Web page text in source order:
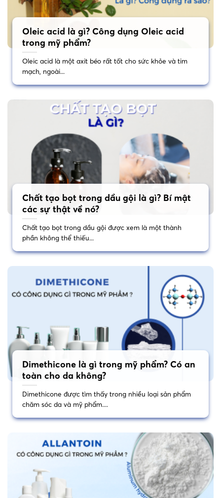
Oleic acid là gì? Công dụng Oleic acid
trong mỹ phẩm?
Oleic acid là một axit béo rất tốt cho sức khỏe và tim
mạch, ngoài...
Chất tạo bọt trong dầu gội là gì? Bí mật
các sự thật về nó?
Chất tạo bọt trong dầu gội được xem là một thành
phần không thể thiếu...
Dimethicone là gì trong mỹ phẩm? Có an
toàn cho da không?
Dimethicone được tìm thấy trong nhiều loại sản phẩm
chăm sóc da và mỹ phẩm....